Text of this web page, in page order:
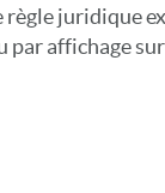
juridique
affichage